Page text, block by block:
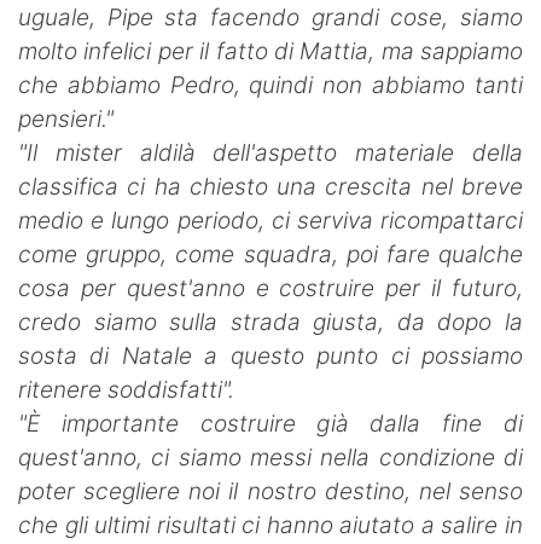
uguale, Pipe sta facendo grandi cose, siamo
molto infelici per il fatto di Mattia, ma sappiamo
che abbiamo Pedro, quindi non abbiamo tanti
pensieri."
"Il mister aldilà dell'aspetto materiale della
classifica ci ha chiesto una crescita nel breve
medio e lungo periodo, ci serviva ricompattarci
come gruppo, come squadra, poi fare qualche
cosa per quest'anno e costruire per il futuro,
credo siamo sulla strada giusta, da dopo la
sosta di Natale a questo punto ci possiamo
ritenere soddisfatti".
"È importante costruire già dalla fine di
quest'anno, ci siamo messi nella condizione di
poter scegliere noi il nostro destino, nel senso
che gli ultimi risultati ci hanno aiutato a salire in